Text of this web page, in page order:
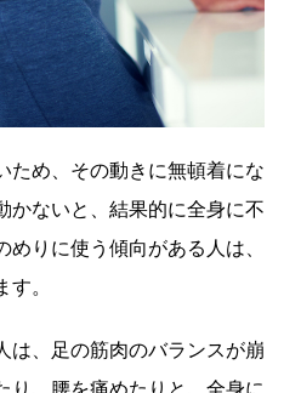
ため、その動きに無頓着にな
かないと、結果的に全身に不
りに使う傾向がある人は、
。
は、足の筋肉のバランスが崩